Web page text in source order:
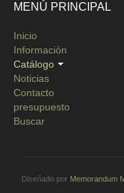
MENÚ PRINCIPAL
Inicio
Información
Catálogo
Noticias
Contacto
presupuesto
Buscar
Diseñado por Memorandum